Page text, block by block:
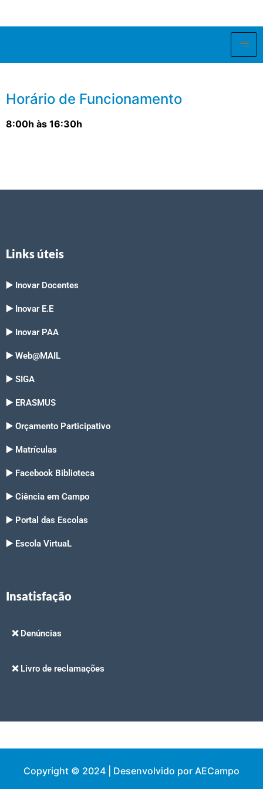
Horário de Funcionamento
8:00h às 16:30h
Links úteis
▶️ Inovar Docentes
▶️ Inovar E.E
▶️ Inovar PAA
▶️ Web@MAIL
▶️ SIGA
▶️ ERASMUS
▶️ Orçamento Participativo
▶️ Matrículas
▶️ Facebook Biblioteca
▶️ Ciência em Campo
▶️ Portal das Escolas
▶️ Escola VirtuaL
Insatisfação
❌ Denúncias
❌ Livro de reclamações
Copyright © 2024 | Desenvolvido por AECampo